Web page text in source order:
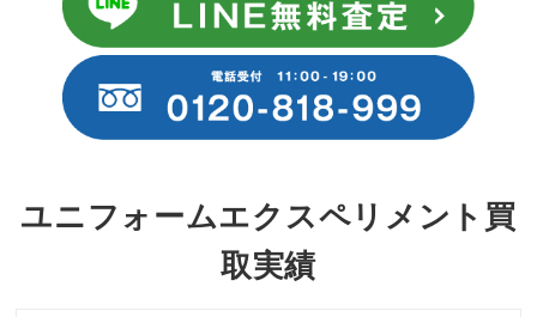
ユニフォームエクスペリメント買
取実績